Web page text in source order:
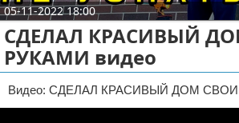
Тест-драйв
aliexpress
ebay
Размещение рекламы
Для правообладателей
Условия предоставления
05-11-2022 18:00
СДЕЛАЛ КРАСИВЫЙ
РУКАМИ видео
Видео: СДЕЛАЛ КРАСИВЫЙ ДОМ